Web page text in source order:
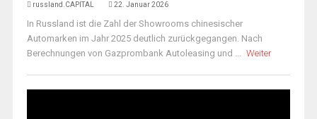
russland.CAPITAL 22. Januar 2026
In Russland ist die Zahl der Showrooms chinesischer
Automarken im Jahr 2025 deutlich zurückgegangen. Nach
Berechnungen von Gazprombank Autoleasing und ... Weiter